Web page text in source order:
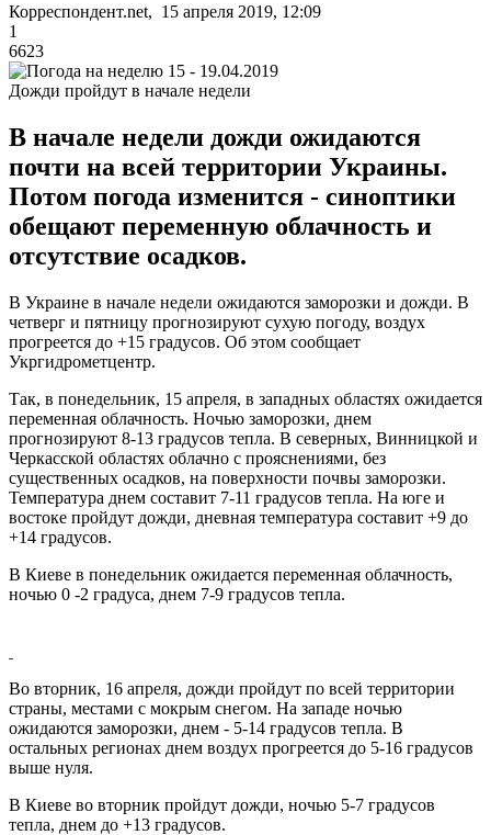
Корреспондент.net, 15 апреля 2019, 12:09
1
6623
Дожди пройдут в начале недели
В начале недели дожди ожидаются
почти на всей территории Украины.
Потом погода изменится - синоптики
обещают переменную облачность и
отсутствие осадков.
В Украине в начале недели ожидаются заморозки и дожди. В
четверг и пятницу прогнозируют сухую погоду, воздух
прогреется до +15 градусов. Об этом сообщает
Укргидрометцентр.
Так, в понедельник, 15 апреля, в западных областях ожидается
переменная облачность. Ночью заморозки, днем
прогнозируют 8-13 градусов тепла. В северных, Винницкой и
Черкасской областях облачно с прояснениями, без
существенных осадков, на поверхности почвы заморозки.
Температура днем составит 7-11 градусов тепла. На юге и
востоке пройдут дожди, дневная температура составит +9 до
+14 градусов.
В Киеве в понедельник ожидается переменная облачность,
ночью 0 -2 градуса, днем 7-9 градусов тепла.
Во вторник, 16 апреля, дожди пройдут по всей территории
страны, местами с мокрым снегом. На западе ночью
ожидаются заморозки, днем - 5-14 градусов тепла. В
остальных регионах днем воздух прогреется до 5-16 градусов
выше нуля.
В Киеве во вторник пройдут дожди, ночью 5-7 градусов
тепла, днем до +13 градусов.